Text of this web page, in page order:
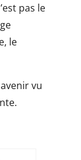
pas le
le
vu